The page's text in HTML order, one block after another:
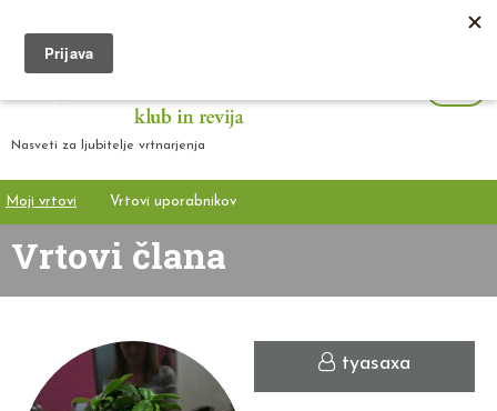
Nasveti za ljubitelje vrtnarjenja
Moji vrtovi Vrtovi uporabnikov
Vrtovi člana
tyasaxa